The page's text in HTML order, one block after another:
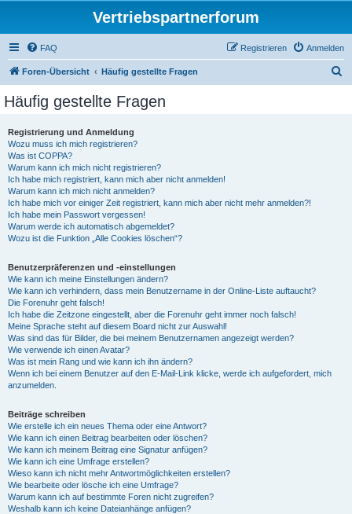
Vertriebspartnerforum
FAQ Anmelden
Registrieren
Foren-Übersicht Häufig gestellte Fragen
Häufig gestellte Fragen
Registrierung und Anmeldung
Wozu muss ich mich registrieren?
Was ist COPPA?
Warum kann ich mich nicht registrieren?
Ich habe mich registriert, kann mich aber nicht anmelden!
Warum kann ich mich nicht anmelden?
Ich habe mich vor einiger Zeit registriert, kann mich aber nicht mehr anmelden?!
Ich habe mein Passwort vergessen!
Warum werde ich automatisch abgemeldet?
Wozu ist die Funktion „Alle Cookies löschen“?
Benutzerpräferenzen und -einstellungen
Wie kann ich meine Einstellungen ändern?
Wie kann ich verhindern, dass mein Benutzername in der Online-Liste auftaucht?
Die Forenuhr geht falsch!
Ich habe die Zeitzone eingestellt, aber die Forenuhr geht immer noch falsch!
Meine Sprache steht auf diesem Board nicht zur Auswahl!
Was sind das für Bilder, die bei meinem Benutzernamen angezeigt werden?
Wie verwende ich einen Avatar?
Was ist mein Rang und wie kann ich ihn ändern?
Wenn ich bei einem Benutzer auf den E-Mail-Link klicke, werde ich aufgefordert, mich
anzumelden.
Beiträge schreiben
Wie erstelle ich ein neues Thema oder eine Antwort?
Wie kann ich einen Beitrag bearbeiten oder löschen?
Wie kann ich meinem Beitrag eine Signatur anfügen?
Wie kann ich eine Umfrage erstellen?
Wieso kann ich nicht mehr Antwortmöglichkeiten erstellen?
Wie bearbeite oder lösche ich eine Umfrage?
Warum kann ich auf bestimmte Foren nicht zugreifen?
Weshalb kann ich keine Dateianhänge anfügen?